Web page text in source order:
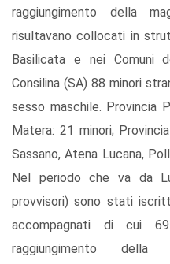
raggiungimento della
risultavano collocati in
Basilicata e nei Comuni
Consilina (SA) 88 minori
sesso maschile. Provincia
Matera: 21 minori;
Sassano, Atena Lucana,
Nel periodo che va da
provvisori) sono stati
accompagnati di cui
raggiungimento